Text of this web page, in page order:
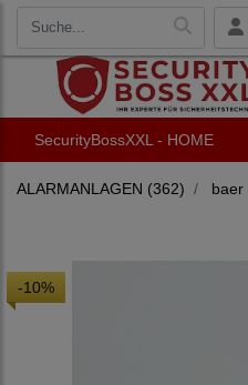
SecurityBossXXL - HOME
ALARMANLAGEN (362) baer
-10%